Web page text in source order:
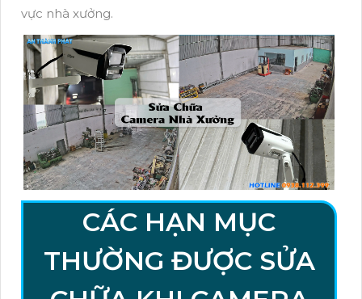
vực nhà xưởng.
CÁC HẠN MỤC
THƯỜNG ĐƯỢC SỬA